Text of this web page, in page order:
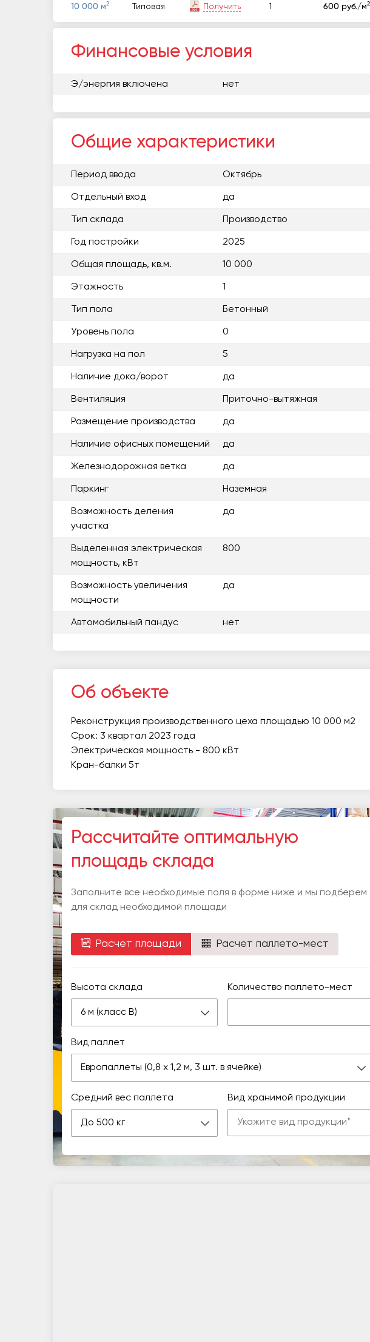
10 000 м2 Типовая Получить 1 600 руб./м2
Финансовые условия
Э/энергия включена нет
Общие характеристики
Период ввода Октябрь
Отдельный вход да
Тип склада Производство
Год постройки 2025
Общая площадь, кв.м. 10 000
Этажность 1
Тип пола Бетонный
Уровень пола 0
Нагрузка на пол 5
Наличие дока/ворот да
Вентиляция Приточно-вытяжная
Размещение производства да
Наличие офисных помещений да
Железнодорожная ветка да
Паркинг Наземная
Возможность деления
участка
да
Выделенная электрическая
мощность, кВт
800
Возможность увеличения
мощности
да
Автомобильный пандус нет
Об объекте
Реконструкция производственного цеха площадью 10 000 м2
Срок: 3 квартал 2023 года
Электрическая мощность - 800 кВт
Кран-балки 5т
Рассчитайте оптимальную
площадь склада
Заполните все необходимые поля в форме ниже и мы подберем
для склад необходимой площади
Расчет площади Расчет паллето-мест
Высота склада
6 м (класс В)
Количество паллето-мест
Вид паллет
Европаллеты (0,8 х 1,2 м, 3 шт. в ячейке)
Средний вес паллета
До 500 кг
Вид хранимой продукции